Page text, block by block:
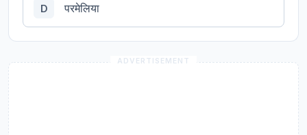
D परमेलिया